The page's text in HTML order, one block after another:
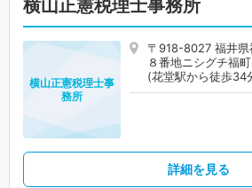
横山正憲税理士事務所
〒918-8027 福井県
８番地ニシグチ福
(花堂駅から徒歩34
横山正憲税理士事
務所
詳細を見る